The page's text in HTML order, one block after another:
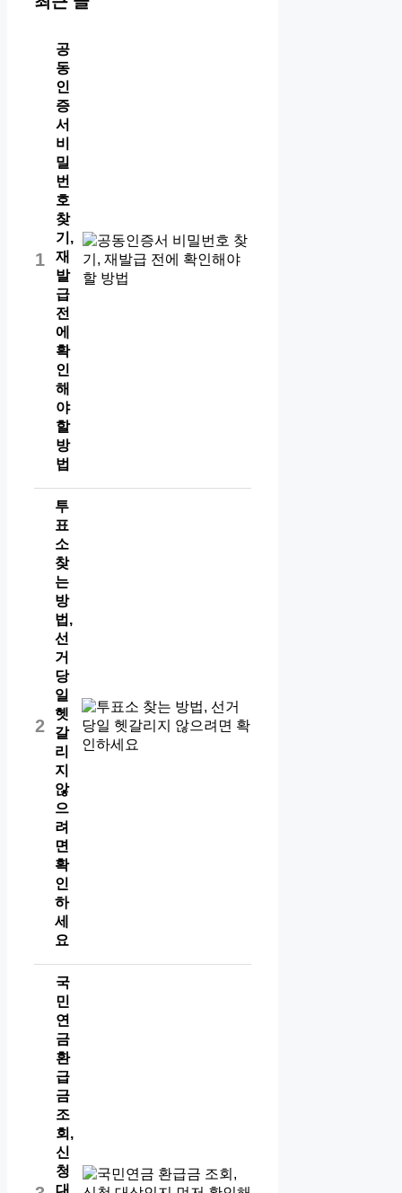
1
공
동
인
증
서
비
밀
번
호
찾
기,
재
발
급
전
에
확
인
해
야
할
방
법
2
투
표
소
찾
는
방
법,
선
거
당
일
헷
갈
리
지
않
으
려
면
확
인
하
세
요
국
민
연
금
환
급
금
조
회,
신
청